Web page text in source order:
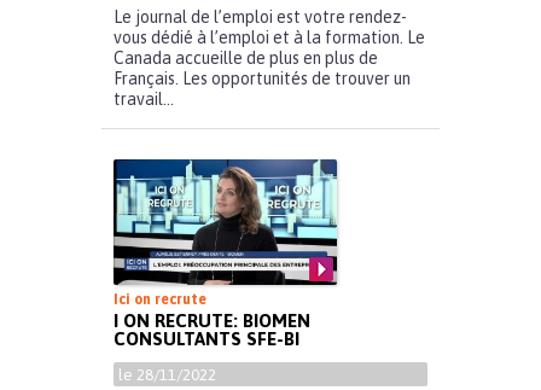
Le journal de l’emploi est votre rendez-
vous dédié à l’emploi et à la formation. Le
Canada accueille de plus en plus de
Français. Les opportunités de trouver un
travail...
Ici on recrute
I ON RECRUTE: BIOMEN
CONSULTANTS SFE-BI
le 28/11/2022